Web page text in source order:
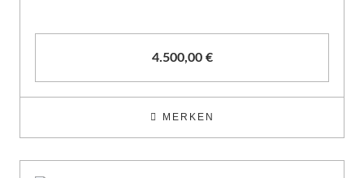
4.500,00 €
MERKEN